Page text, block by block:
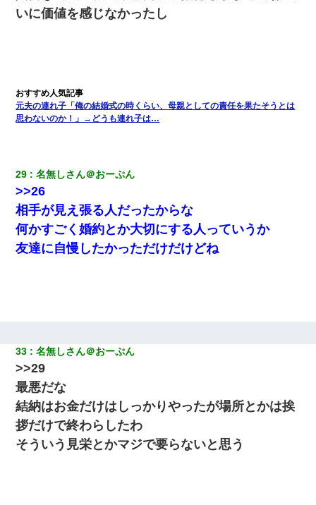
３２歳俺「ずっと好きでした！！付き合って下さい！」 ２５歳
ろ！」とキレて・・・
私『貯金貯まったし、やっと家建てられるね！』夫「実家を二世
帯住宅にした。それに貯金使った」→私『離婚しよう』夫「え
っ」私『使った貯金はあげるから』→すると…
「お前の父ちゃんは自宅警備員」とかからかわれたけど、実はと
んでもない仕事に就いていた
いに価値を感じなかったし
元夫の連れ子「俺の結婚式の時くらい、母親としての責任を果たそうとは
思わないのか！」→どうも連れ子は…
29 名無しさん＠おーぷん
>>26
相手が見え張る人だったからな
何かすごく婚約とか大切にする人っていうか
友達に自慢したかっただけだけどね
33 名無しさん＠おーぷん
>>29
最悪だな
結納はお金だけはしっかりやったが場所とかは挨
拶だけで終わらしたわ
そういう見栄とかマジで要らないと思う